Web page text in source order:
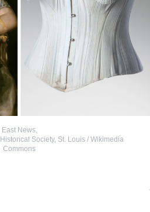
East News,
Society, St. Louis / Wikimedia
Commons